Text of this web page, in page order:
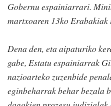
Gobernu espainiarrari.
martxoaren 13ko Erabakiak
Dena den, eta aipaturiko
gabe, Estatu espainiarrak
nazioarteko zuzenbide
eginbeharrak behar bezala